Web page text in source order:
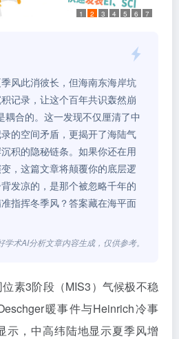
1 2 3 4 5 6 7
风此消彼长，但海南东海岸坑
记录，让这个百年共识轰然崩
合的。这一发现不仅厘清了中
的空间矛盾，更揭开了海陆气
积的隐秘链条。如果你还在用
，这篇文章将颠覆你的底层逻
发凉的，是那个被忽略千年的
指挥冬季风？答案藏在海平面
术AI分析文章内容生成，仅供参考。
素3阶段（MIS3）气候极不稳
暖事件与Heinrich冷事
示，中高纬陆地显示夏季风增